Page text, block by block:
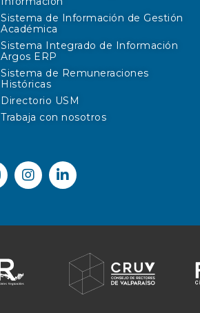
Sistema de Información de Gestión
Académica
Sistema Integrado de Información
Argos ERP
Sistema de Remuneraciones
Históricas
Directorio USM
Trabaja con nosotros